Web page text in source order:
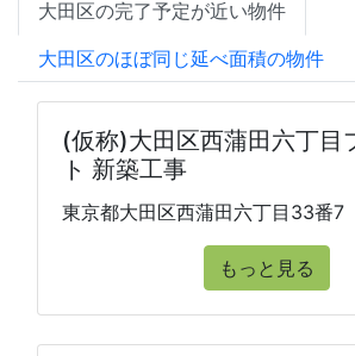
大田区の完了予定が近い物件
大田区のほぼ同じ延べ面積の物件
(仮称)大田区西蒲田六丁目
ト 新築工事
東京都大田区西蒲田六丁目33番7
もっと見る